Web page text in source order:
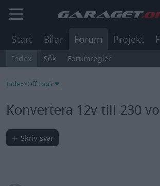
Start Bilar Forum Projekt
Index Sök Forumregler
Index>Off topic
Konvertera 12v till 230
Skriv svar